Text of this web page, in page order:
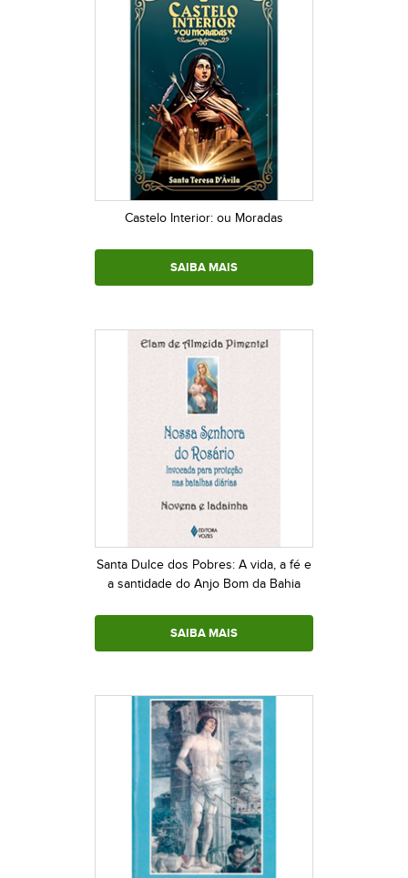
Castelo Interior: ou Moradas
SAIBA MAIS
Santa Dulce dos Pobres: A vida, a fé e
a santidade do Anjo Bom da Bahia
SAIBA MAIS